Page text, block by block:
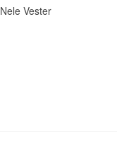
Nele Vester